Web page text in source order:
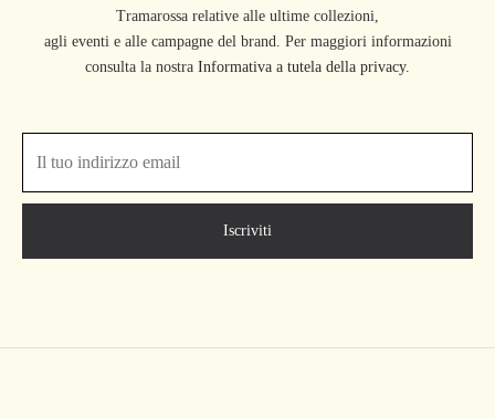
Tramarossa relative alle ultime collezioni,
agli eventi e alle campagne del brand. Per maggiori informazioni
consulta la nostra Informativa a tutela della privacy.